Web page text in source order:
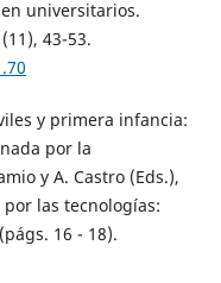
universitarios.
43-53.
y primera infancia:
por la
y A. Castro (Eds.),
las tecnologías:
16 - 18).